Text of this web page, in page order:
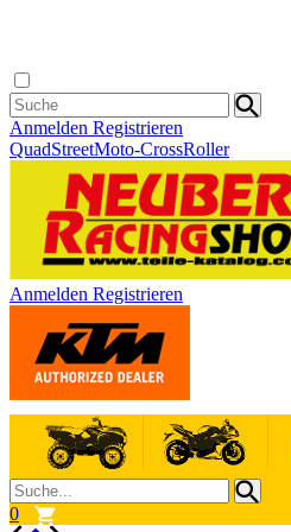
Anmelden Registrieren
QuadStreetMoto-CrossRoller
Anmelden Registrieren
0